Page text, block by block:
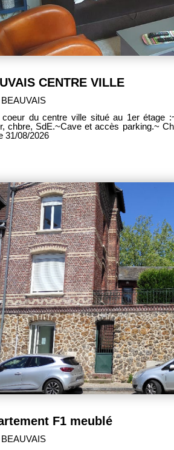
CENTRE VILLE
du centre ville situé au 1er étage
chbre, SdE.~Cave et accès parking.~
31/08/2026
F1 meublé